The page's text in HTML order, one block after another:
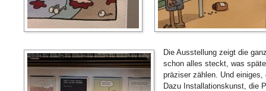
Die Ausstellung zeigt die
schon alles steckt, was
präziser zählen. Und
Dazu Installationskunst, die